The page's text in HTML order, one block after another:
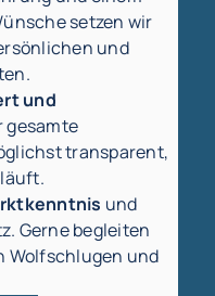
setzen wir
und
und
gesamte
transparent,
und
Gerne begleiten
Wolfschlugen und